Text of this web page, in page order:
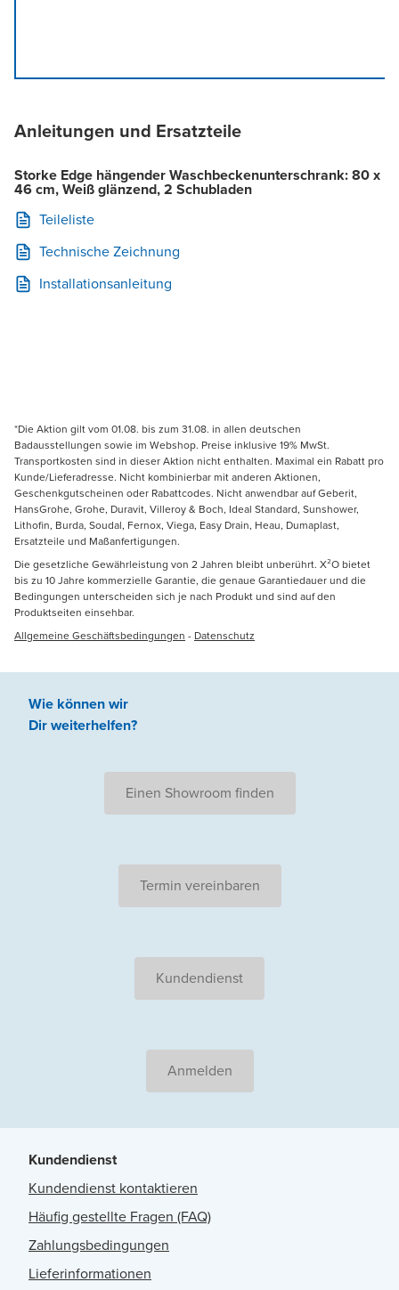
Anleitungen und Ersatzteile
Storke Edge hängender Waschbeckenunterschrank: 80 x
46 cm, Weiß glänzend, 2 Schubladen
Teileliste
Technische Zeichnung
Installationsanleitung
*Die Aktion gilt vom 01.08. bis zum 31.08. in allen deutschen
Badausstellungen sowie im Webshop. Preise inklusive 19% MwSt.
Transportkosten sind in dieser Aktion nicht enthalten. Maximal ein Rabatt pro
Kunde/Lieferadresse. Nicht kombinierbar mit anderen Aktionen,
Geschenkgutscheinen oder Rabattcodes. Nicht anwendbar auf Geberit,
HansGrohe, Grohe, Duravit, Villeroy & Boch, Ideal Standard, Sunshower,
Lithofin, Burda, Soudal, Fernox, Viega, Easy Drain, Heau, Dumaplast,
Ersatzteile und Maßanfertigungen.
Die gesetzliche Gewährleistung von 2 Jahren bleibt unberührt. X²O bietet
bis zu 10 Jahre kommerzielle Garantie, die genaue Garantiedauer und die
Bedingungen unterscheiden sich je nach Produkt und sind auf den
Produktseiten einsehbar.
Allgemeine Geschäftsbedingungen - Datenschutz
Wie können wir
Dir weiterhelfen?
Einen Showroom finden
Termin vereinbaren
Kundendienst
Anmelden
Kundendienst
Kundendienst kontaktieren
Häufig gestellte Fragen (FAQ)
Zahlungsbedingungen
Lieferinformationen